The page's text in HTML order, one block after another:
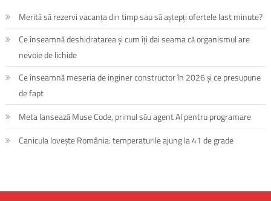
Merită să rezervi vacanța din timp sau să aștepți ofertele last minute?
Ce înseamnă deshidratarea și cum îți dai seama că organismul are
nevoie de lichide
Ce înseamnă meseria de inginer constructor în 2026 și ce presupune
de fapt
Meta lansează Muse Code, primul său agent AI pentru programare
Canicula lovește România: temperaturile ajung la 41 de grade